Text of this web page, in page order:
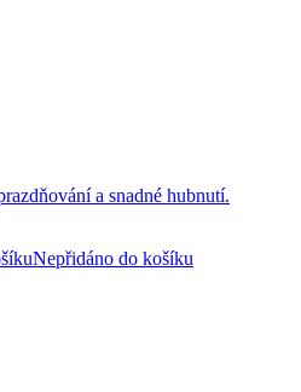
a snadné hubnutí.
Nepřidáno do košíku